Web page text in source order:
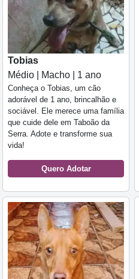
Tobias
Médio | Macho | 1 ano
Conheça o Tobias, um cão
adorável de 1 ano, brincalhão e
sociável. Ele merece uma família
que cuide dele em Taboão da
Serra. Adote e transforme sua
vida!
Quero Adotar